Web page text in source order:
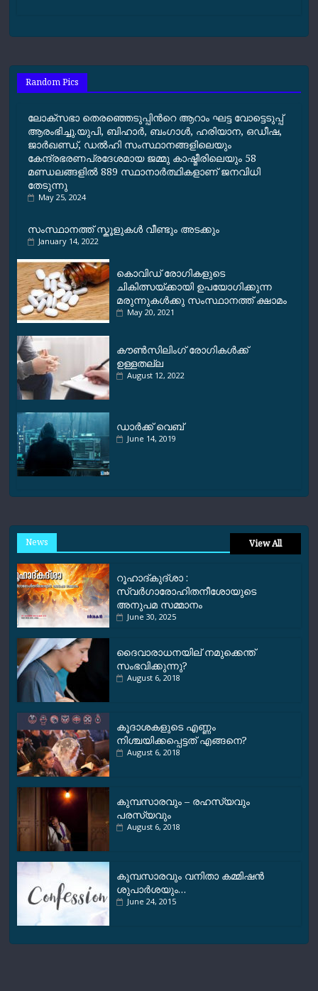
e
o
o
k
t
A
p
p
e
a
m
i
y
n
k
r
Random Pics
ലോക്സഭാ തെരഞ്ഞെടുപ്പിന്‍റെ ആറാം ഘട്ട വോട്ടെടുപ്പ്
ആരംഭിച്ചു.യുപി, ബിഹാർ, ബംഗാള്‍, ഹരിയാന, ഒഡീഷ,
ജാർഖണ്ഡ്, ഡല്‍ഹി സംസ്ഥാനങ്ങളിലെയും
കേന്ദ്രഭരണപ്രദേശമായ ജമ്മു കാഷ്മീരിലെയും 58
മണ്ഡലങ്ങളിൽ 889 സ്ഥാനാര്‍ത്ഥികളാണ് ജനവിധി
തേടുന്നു
May 25, 2024
സംസ്ഥാനത്ത് സ്കൂളുകള്‍ വീണ്ടും അടക്കും
January 14, 2022
കൊവിഡ് രോഗികളുടെ
ചികിത്സയ്ക്കായി ഉപയോഗിക്കുന്ന
മരുന്നുകൾക്കു സംസ്ഥാനത്ത് ക്ഷാമം
May 20, 2021
കൗണ്‍സിലിംഗ് രോഗികൾക്ക്
ഉള്ളതല്ല
August 12, 2022
ഡാര്‍ക്ക് വെബ്
June 14, 2019
News View All
റൂഹാദ്‌കുദ്‌ശാ :
സ്വർഗാരോഹിതനീശോയുടെ
അനുപമ സമ്മാനം
June 30, 2025
ദൈവാരാധനയില് നമുക്കെന്ത്
സംഭവിക്കുന്നു?
August 6, 2018
കൂദാശകളുടെ എണ്ണം
നിശ്ചയിക്കപ്പെട്ടത് എങ്ങനെ?
August 6, 2018
കുമ്പസാരവും – രഹസ്യവും
പരസ്യവും
August 6, 2018
കുമ്പസാരവും വനിതാ കമ്മിഷന്‍
ശുപാര്‍ശയും…
June 24, 2015